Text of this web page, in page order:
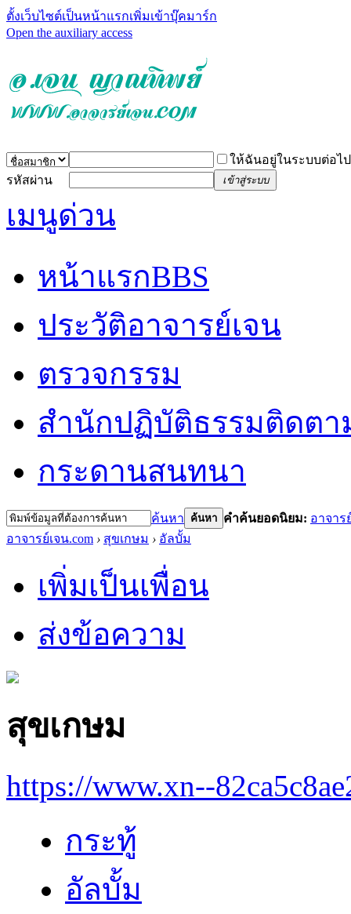
ตั้งเว็บไซต์เป็นหน้าแรกเพิ่มเข้าบุ๊คมาร์ก
Open the auxiliary access
ให้ฉันอยู่ในระบบต่อไป
รหัสผ่าน
เข้าสู่ระบบ
เมนูด่วน
หน้าแรกBBS
ประวัติอาจารย์เจน
ตรวจกรรม
สำนักปฏิบัติธรรมติดต
กระดานสนทนา
ค้นหา ค้นหา คำค้นยอดนิยม: อาจาร
อาจารย์เจน.com › สุขเกษม › อัลบั้ม
เพิ่มเป็นเพื่อน
ส่งข้อความ
สุขเกษม
https://www.xn--
กระทู้
อัลบั้ม